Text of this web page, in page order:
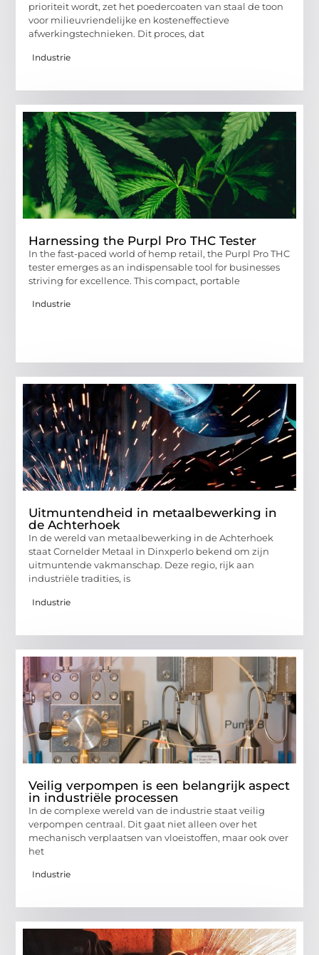
prioriteit wordt, zet het poedercoaten van staal de toon
voor milieuvriendelijke en kosteneffectieve
afwerkingstechnieken. Dit proces, dat
Industrie
Harnessing the Purpl Pro THC Tester
In the fast-paced world of hemp retail, the Purpl Pro THC
tester emerges as an indispensable tool for businesses
striving for excellence. This compact, portable
Industrie
Uitmuntendheid in metaalbewerking in
de Achterhoek
In de wereld van metaalbewerking in de Achterhoek
staat Cornelder Metaal in Dinxperlo bekend om zijn
uitmuntende vakmanschap. Deze regio, rijk aan
industriële tradities, is
Industrie
Veilig verpompen is een belangrijk aspect
in industriële processen
In de complexe wereld van de industrie staat veilig
verpompen centraal. Dit gaat niet alleen over het
mechanisch verplaatsen van vloeistoffen, maar ook over
het
Industrie